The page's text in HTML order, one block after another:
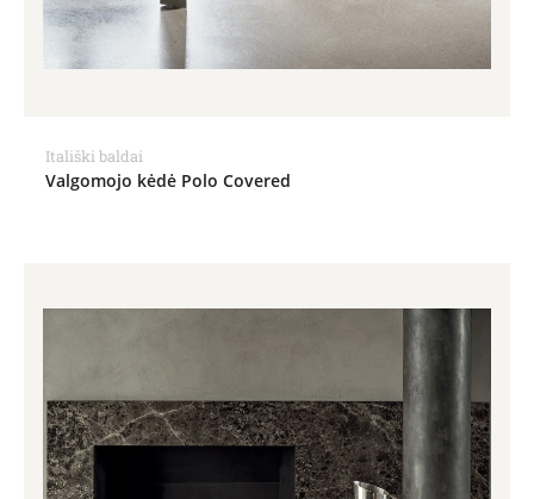
Itališki baldai
Valgomojo kėdė Polo Covered